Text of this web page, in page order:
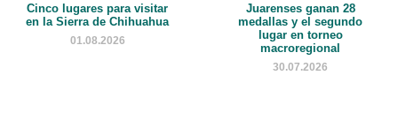
Cinco lugares para visitar
en la Sierra de Chihuahua
01.08.2026
Juarenses ganan 28
medallas y el segundo
lugar en torneo
macroregional
30.07.2026